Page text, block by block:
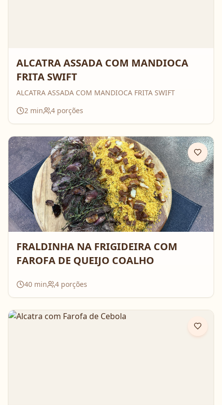
ALCATRA ASSADA COM MANDIOCA
FRITA SWIFT
ALCATRA ASSADA COM MANDIOCA FRITA SWIFT
2 min 4 porções
FRALDINHA NA FRIGIDEIRA COM
FAROFA DE QUEIJO COALHO
40 min 4 porções